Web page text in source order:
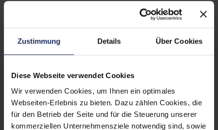
Zustimmung Details Über Cookies
Diese Webseite verwendet Cookies
Wir verwenden Cookies, um Ihnen ein optimales
Webseiten-Erlebnis zu bieten. Dazu zählen Cookies, die
für den Betrieb der Seite und für die Steuerung unserer
kommerziellen Unternehmensziele notwendig sind, sowie
Displaygröße: 23,8 Zoll
Pixelabstand: 0,274 mm
Helligkeit: 250 cd/m²
Reaktionszeit: 4 ms